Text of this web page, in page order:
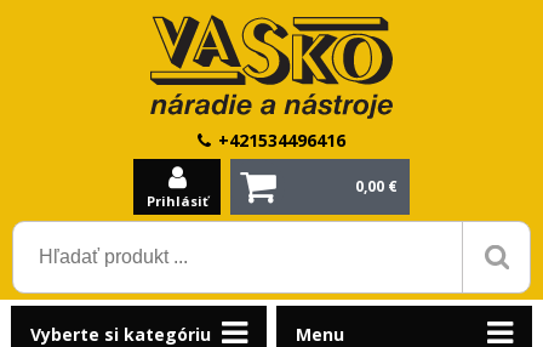
+421534496416
Prihlásiť
0,00 €
Vyberte si kategóriu Menu